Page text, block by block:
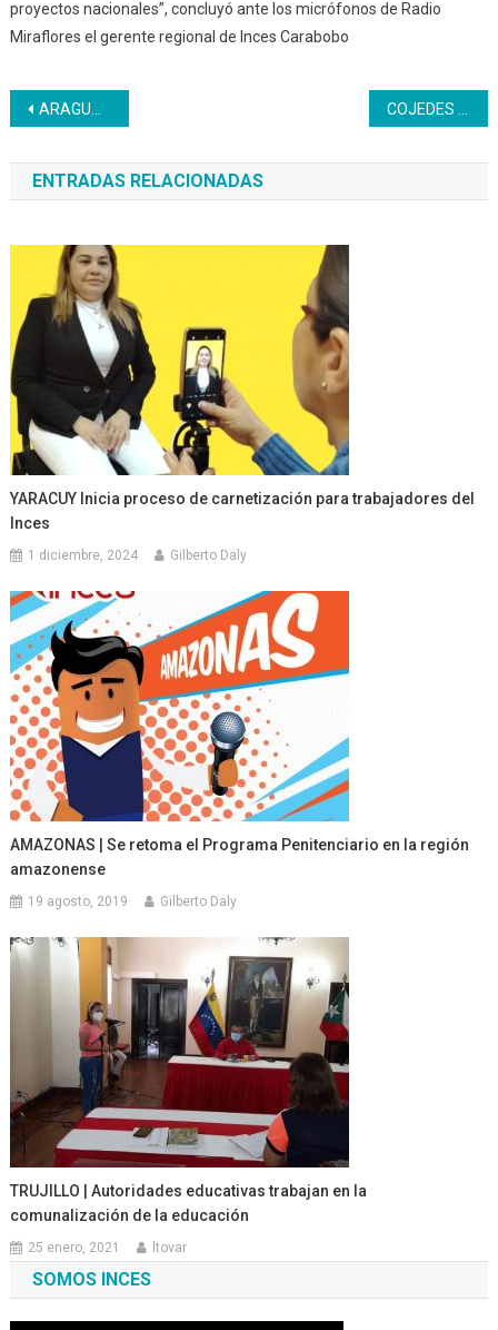
proyectos nacionales”, concluyó ante los micrófonos de Radio
Miraflores el gerente regional de Inces Carabobo
Navegación
de
entradas
ARAGUA | Nuevos bachilleres productivos y por Acreditación egresan desde el Inces regional
ENTRADAS RELACIONADAS
YARACUY Inicia proceso de carnetización para trabajadores del
Inces
1 diciembre, 2024 Gilberto Daly
AMAZONAS | Se retoma el Programa Penitenciario en la región
amazonense
19 agosto, 2019 Gilberto Daly
TRUJILLO | Autoridades educativas trabajan en la
comunalización de la educación
25 enero, 2021 ltovar
SOMOS INCES